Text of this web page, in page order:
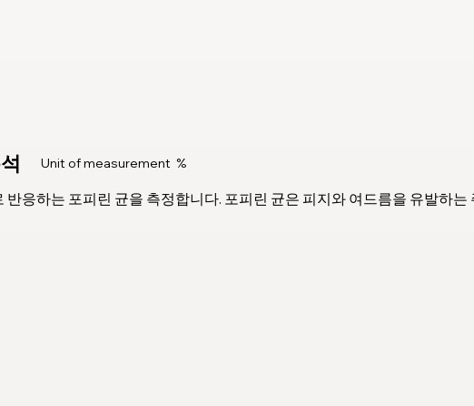
Unit of measurement %
반응하는 포피린 균을 측정합니다. 포피린 균은 피지와 여드름을 유발하는